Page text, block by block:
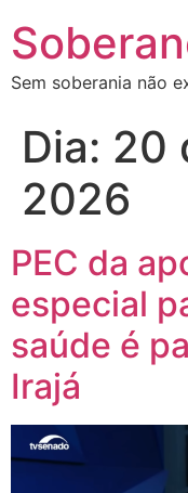
Sem soberania não
Dia: 20
2026
PEC da
especial
saúde é
Irajá